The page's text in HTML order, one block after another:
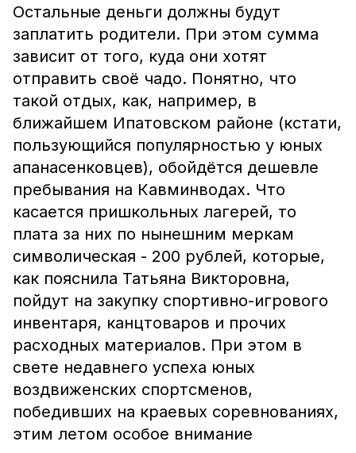
Остальные деньги должны будут
заплатить родители. При этом сумма
зависит от того, куда они хотят
отправить своё чадо. Понятно, что
такой отдых, как, например, в
ближайшем Ипатовском районе (кстати,
пользующийся популярностью у юных
апанасенковцев), обойдётся дешевле
пребывания на Кавминводах. Что
касается пришкольных лагерей, то
плата за них по нынешним меркам
символическая - 200 рублей, которые,
как пояснила Татьяна Викторовна,
пойдут на закупку спортивно-игрового
инвентаря, канцтоваров и прочих
расходных материалов. При этом в
свете недавнего успеха юных
воздвиженских спортсменов,
победивших на краевых соревнованиях,
этим летом особое внимание